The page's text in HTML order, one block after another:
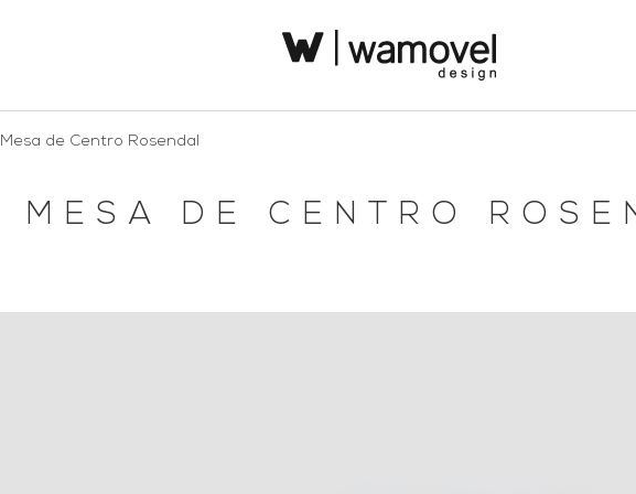
Mesa de Centro Rosendal
MESA DE CENTRO